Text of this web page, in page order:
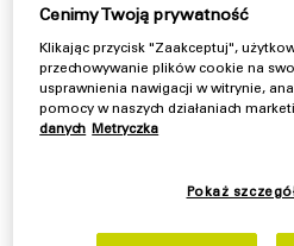
Salón del Gas
Cenimy Twoją prywatność
Klikając przycisk "Zaakceptuj",
przechowywanie plików cookie na
usprawnienia nawigacji w witrynie,
pomocy w naszych działaniach
danych Metryczka
Pokaż